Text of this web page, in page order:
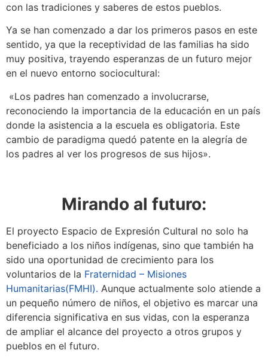
con las tradiciones y saberes de estos pueblos.
Ya se han comenzado a dar los primeros pasos en este
sentido, ya que la receptividad de las familias ha sido
muy positiva, trayendo esperanzas de un futuro mejor
en el nuevo entorno sociocultural:
«Los padres han comenzado a involucrarse,
reconociendo la importancia de la educación en un país
donde la asistencia a la escuela es obligatoria. Este
cambio de paradigma quedó patente en la alegría de
los padres al ver los progresos de sus hijos».
Mirando al futuro:
El proyecto Espacio de Expresión Cultural no solo ha
beneficiado a los niños indígenas, sino que también ha
sido una oportunidad de crecimiento para los
voluntarios de la Fraternidad – Misiones
Humanitarias(FMHI). Aunque actualmente solo atiende a
un pequeño número de niños, el objetivo es marcar una
diferencia significativa en sus vidas, con la esperanza
de ampliar el alcance del proyecto a otros grupos y
pueblos en el futuro.